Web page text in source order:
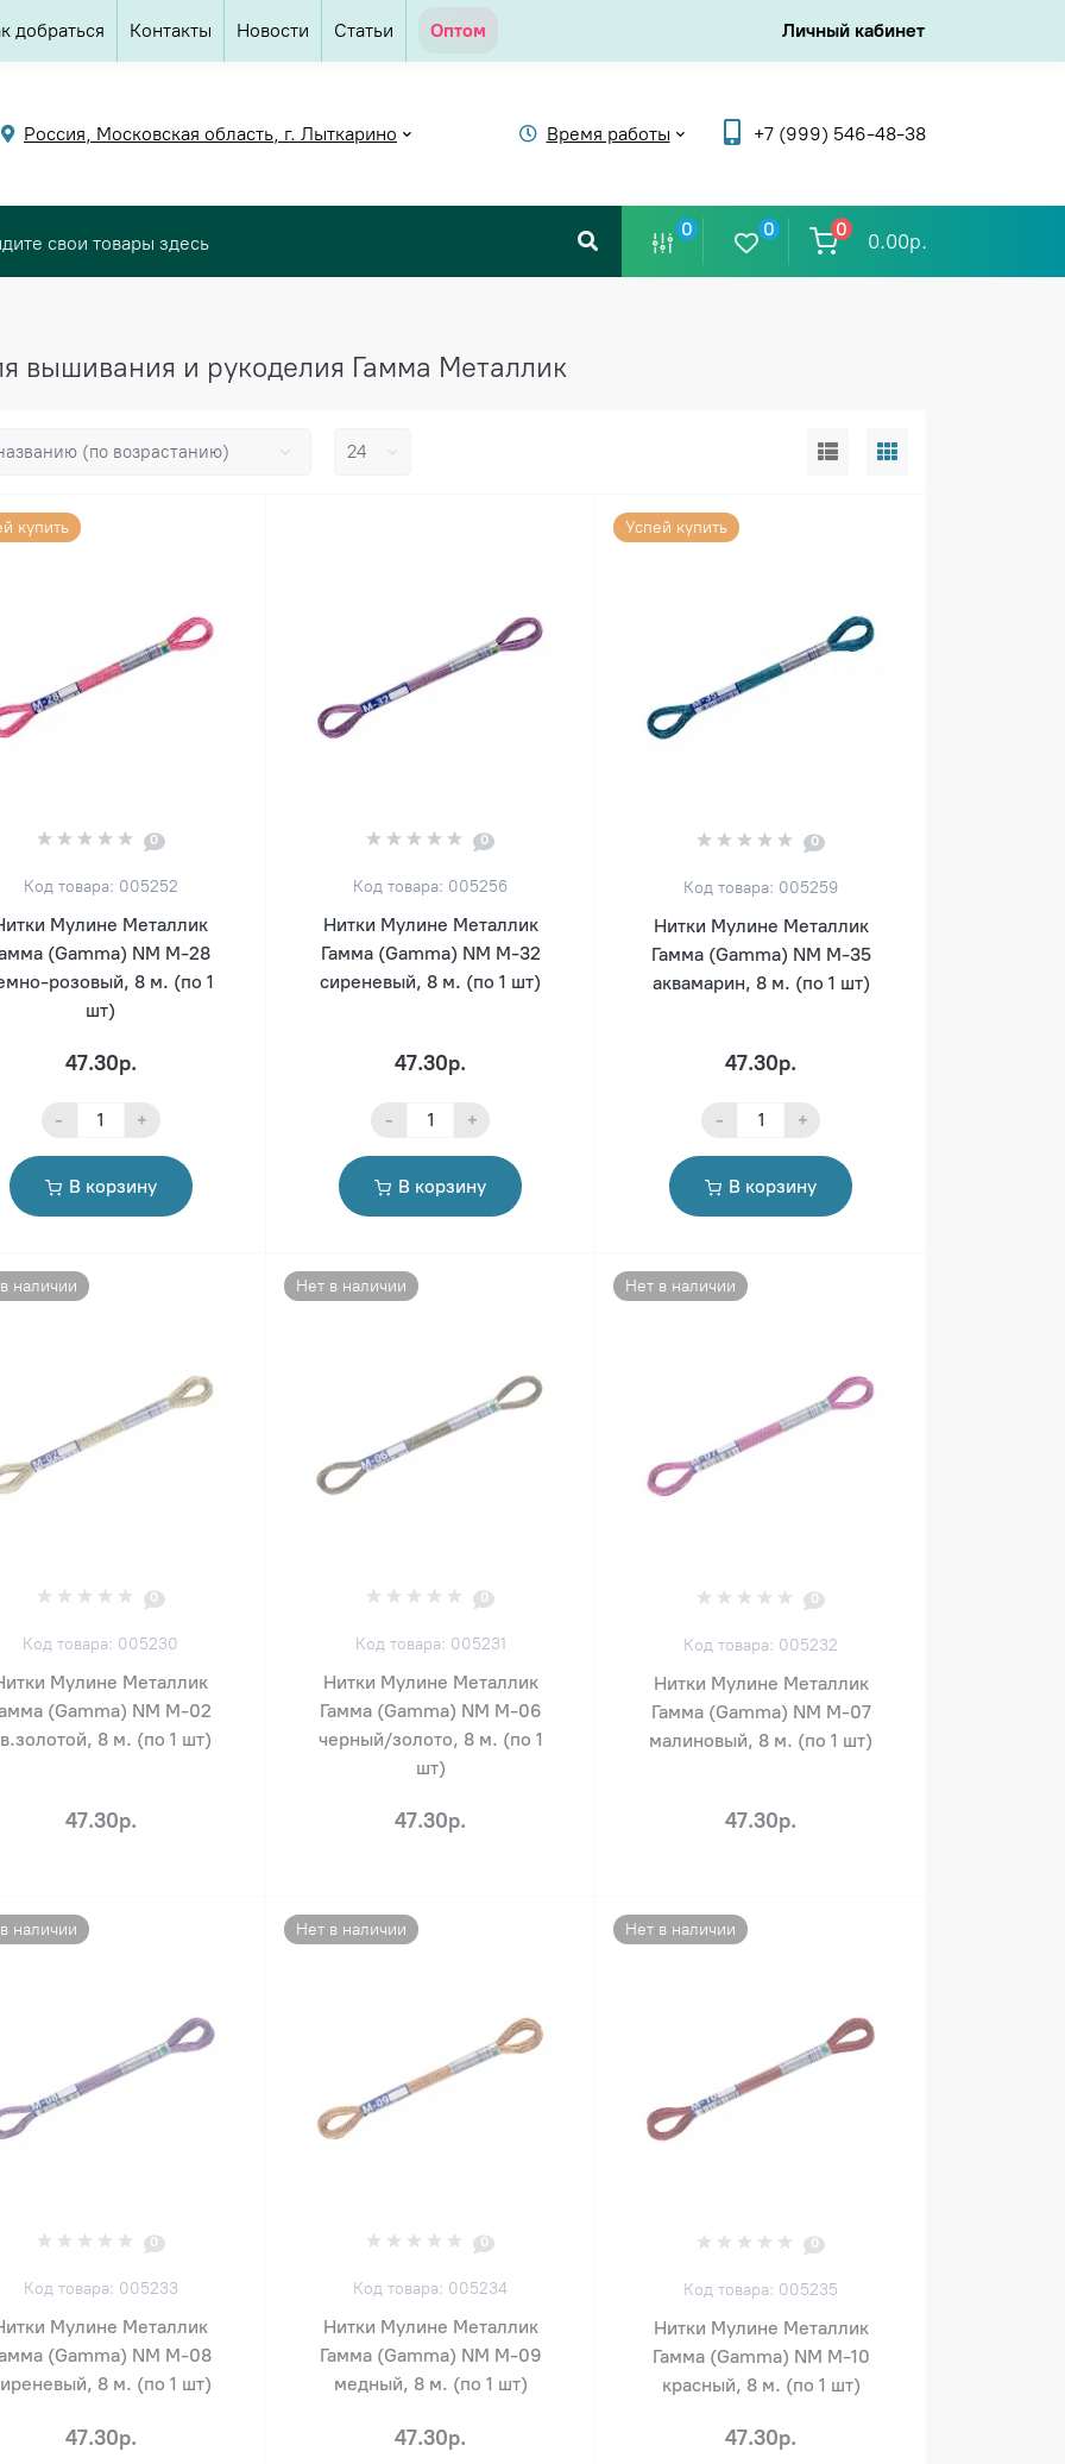
добраться Контакты Новости Статьи Оптом Личный кабинет
Россия, Московская область, г. Лыткарино Время работы +7 (999) 546-48-38
0 0 0
0.00р.
вышивания и рукоделия Гамма Металлик
купить
0
Код товара: 005252
Мулине Металлик
(Gamma) NM М-28
розовый, 8 м. (по 1
шт)
47.30р.
- +
В корзину
0
Код товара: 005256
Нитки Мулине Металлик
Гамма (Gamma) NM М-32
сиреневый, 8 м. (по 1 шт)
47.30р.
- +
В корзину
Успей купить
0
Код товара: 005259
Нитки Мулине Металлик
Гамма (Gamma) NM М-35
аквамарин, 8 м. (по 1 шт)
47.30р.
- +
В корзину
наличии
0
Код товара: 005230
Мулине Металлик
(Gamma) NM М-02
8 м. (по 1 шт)
47.30р.
Нет в наличии
0
Код товара: 005231
Нитки Мулине Металлик
Гамма (Gamma) NM М-06
черный/золото, 8 м. (по 1
шт)
47.30р.
Нет в наличии
0
Код товара: 005232
Нитки Мулине Металлик
Гамма (Gamma) NM М-07
малиновый, 8 м. (по 1 шт)
47.30р.
наличии
0
Код товара: 005233
Мулине Металлик
(Gamma) NM М-08
8 м. (по 1 шт)
47.30р.
Нет в наличии
0
Код товара: 005234
Нитки Мулине Металлик
Гамма (Gamma) NM М-09
медный, 8 м. (по 1 шт)
47.30р.
Нет в наличии
0
Код товара: 005235
Нитки Мулине Металлик
Гамма (Gamma) NM М-10
красный, 8 м. (по 1 шт)
47.30р.